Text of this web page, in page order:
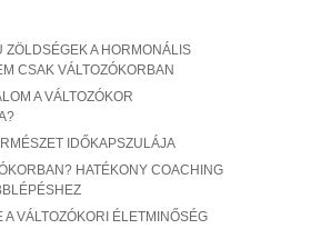
ZÖLDSÉGEK A HORMONÁLIS
CSAK VÁLTOZÓKORBAN
A VÁLTOZÓKOR
IDŐKAPSZULÁJA
HATÉKONY COACHING
A VÁLTOZÓKORI ÉLETMINŐSÉG